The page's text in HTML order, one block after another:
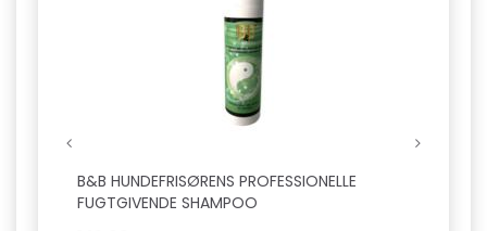
B&B HUNDEFRISØRENS PROFESSIONELLE
FUGTGIVENDE SHAMPOO